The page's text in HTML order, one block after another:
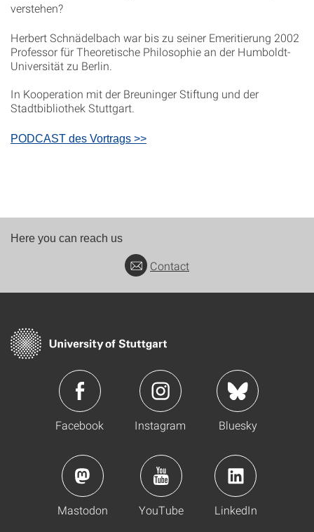
verstehen?
Herbert Schnädelbach war bis zu seiner Emeritierung 2002
Professor für Theoretische Philosophie an der Humboldt-
Universität zu Berlin.
In Kooperation mit der Breuninger Stiftung und der
Stadtbibliothek Stuttgart.
PODCAST des Vortrags >>
Here you can reach us
Contact
Facebook Instagram Bluesky
Mastodon YouTube LinkedIn